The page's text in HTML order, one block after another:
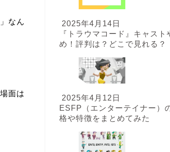
なん
面は
2025年4月14日
『トラウマコード』キャスト
め！評判は？どこで見れる？
2025年4月12日
ESFP（エンターテイナー）
格や特徴をまとめてみた